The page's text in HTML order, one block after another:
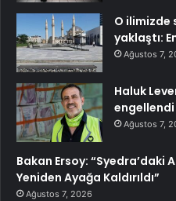
O ilimizde
yaklaştı:
Ağustos 7,
Haluk
engellendi
Ağustos 7,
Bakan Ersoy: “Syedra’daki
Yeniden Ayağa Kaldırıldı”
Ağustos 7, 2026